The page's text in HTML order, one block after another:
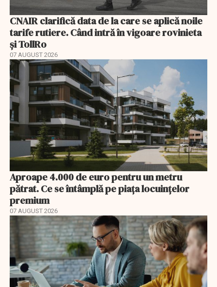
CNAIR clarifică data de la care se aplică noile
tarife rutiere. Când intră în vigoare rovinieta
și TollRo
07 AUGUST 2026
Aproape 4.000 de euro pentru un metru
pătrat. Ce se întâmplă pe piața locuințelor
premium
07 AUGUST 2026